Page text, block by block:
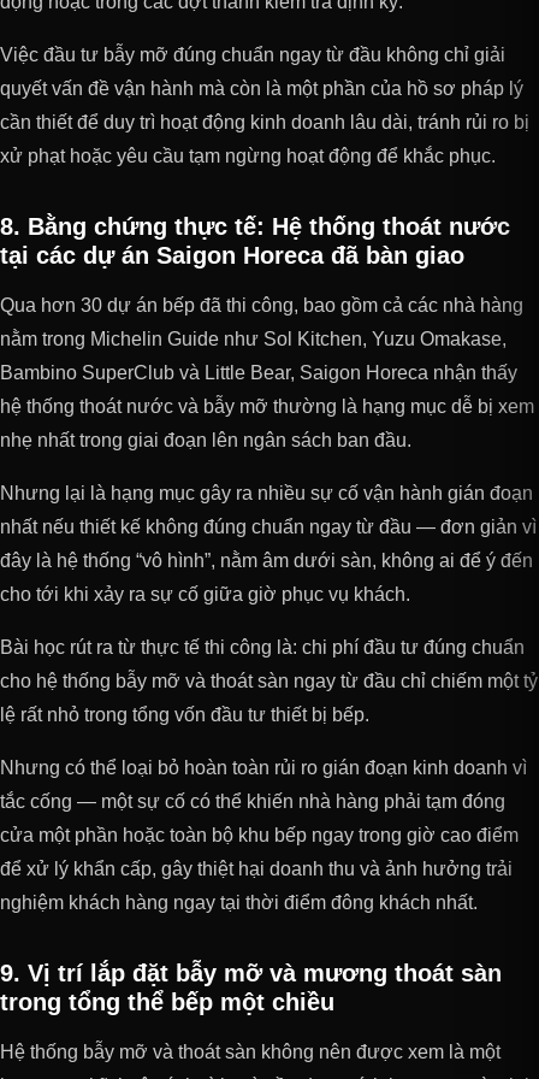
Việc đầu tư bẫy mỡ đúng chuẩn ngay từ đầu không chỉ giải
quyết vấn đề vận hành mà còn là một phần của hồ sơ pháp lý
cần thiết để duy trì hoạt động kinh doanh lâu dài, tránh rủi ro bị
xử phạt hoặc yêu cầu tạm ngừng hoạt động để khắc phục.
8. Bằng chứng thực tế: Hệ thống thoát nước
tại các dự án Saigon Horeca đã bàn giao
Qua hơn 30 dự án bếp đã thi công, bao gồm cả các nhà hàng
nằm trong Michelin Guide như Sol Kitchen, Yuzu Omakase,
Bambino SuperClub và Little Bear, Saigon Horeca nhận thấy
hệ thống thoát nước và bẫy mỡ thường là hạng mục dễ bị xem
nhẹ nhất trong giai đoạn lên ngân sách ban đầu.
Nhưng lại là hạng mục gây ra nhiều sự cố vận hành gián đoạn
nhất nếu thiết kế không đúng chuẩn ngay từ đầu — đơn giản vì
đây là hệ thống “vô hình”, nằm âm dưới sàn, không ai để ý đến
cho tới khi xảy ra sự cố giữa giờ phục vụ khách.
Bài học rút ra từ thực tế thi công là: chi phí đầu tư đúng chuẩn
cho hệ thống bẫy mỡ và thoát sàn ngay từ đầu chỉ chiếm một tỷ
lệ rất nhỏ trong tổng vốn đầu tư thiết bị bếp.
Nhưng có thể loại bỏ hoàn toàn rủi ro gián đoạn kinh doanh vì
tắc cống — một sự cố có thể khiến nhà hàng phải tạm đóng
cửa một phần hoặc toàn bộ khu bếp ngay trong giờ cao điểm
để xử lý khẩn cấp, gây thiệt hại doanh thu và ảnh hưởng trải
nghiệm khách hàng ngay tại thời điểm đông khách nhất.
9. Vị trí lắp đặt bẫy mỡ và mương thoát sàn
trong tổng thể bếp một chiều
Hệ thống bẫy mỡ và thoát sàn không nên được xem là một